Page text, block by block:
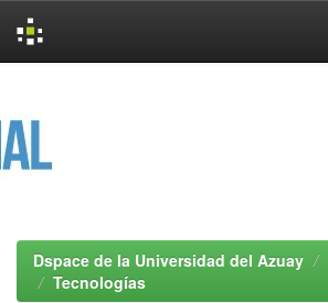
Dspace de la Universidad del Azuay
Tecnologías